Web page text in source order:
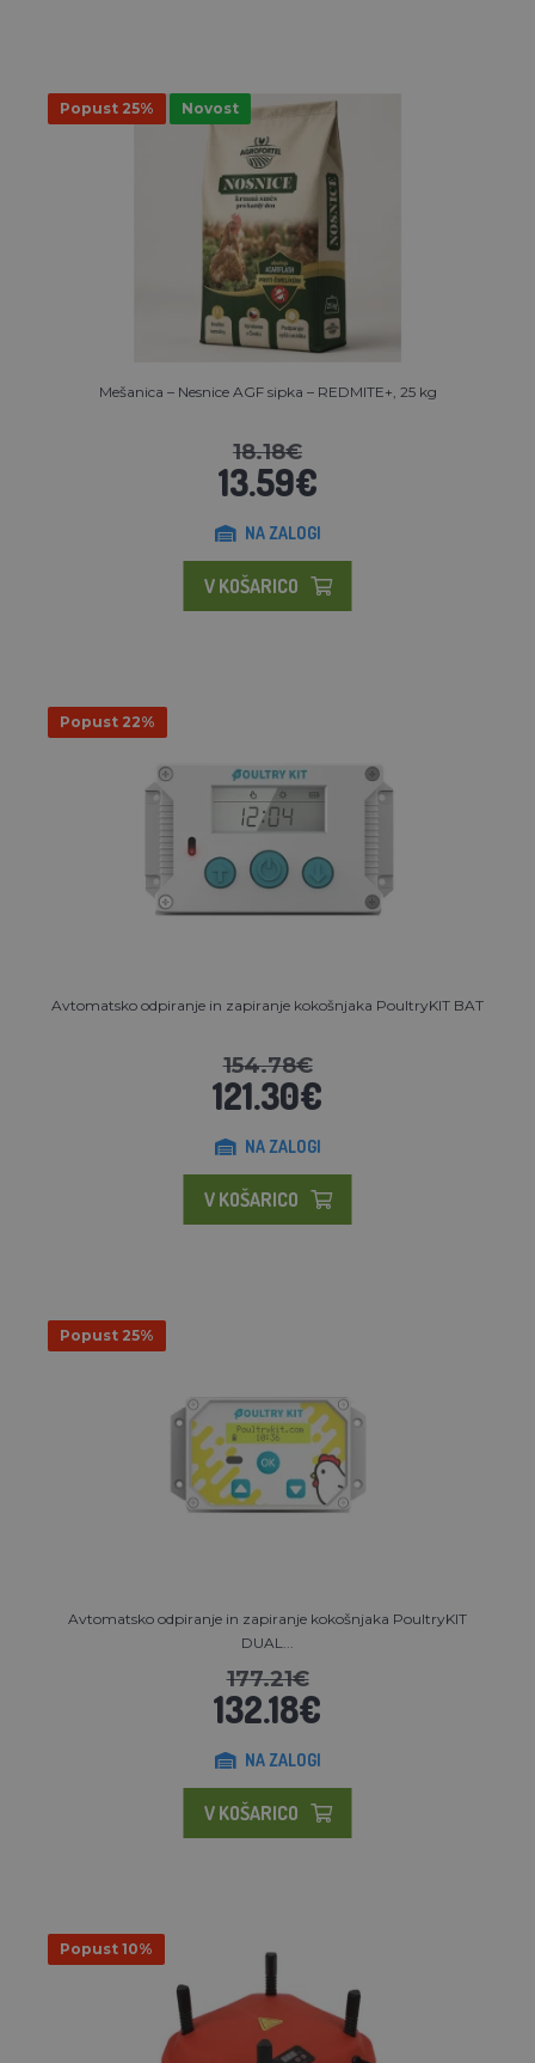
Popust 25% Novost
Mešanica – Nesnice AGF sipka – REDMITE+, 25 kg
18.18€
13.59€
NA ZALOGI
V KOŠARICO
Popust 22%
Avtomatsko odpiranje in zapiranje kokošnjaka PoultryKIT BAT
154.78€
121.30€
NA ZALOGI
V KOŠARICO
Popust 25%
Avtomatsko odpiranje in zapiranje kokošnjaka PoultryKIT
DUAL...
177.21€
132.18€
NA ZALOGI
V KOŠARICO
Popust 10%